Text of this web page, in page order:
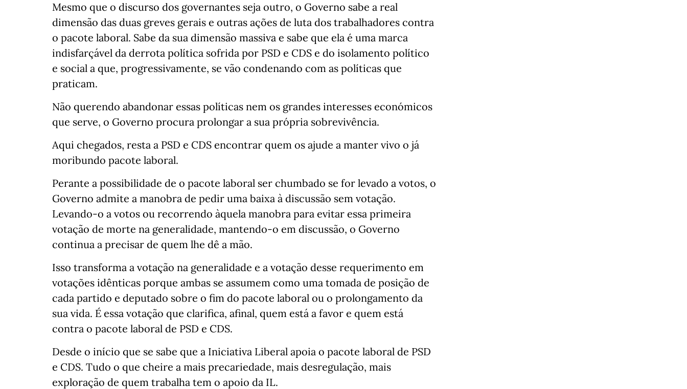
Mesmo que o discurso dos governantes seja outro, o Governo sabe a real
dimensão das duas greves gerais e outras ações de luta dos trabalhadores contra
o pacote laboral. Sabe da sua dimensão massiva e sabe que ela é uma marca
indisfarçável da derrota política sofrida por PSD e CDS e do isolamento político
e social a que, progressivamente, se vão condenando com as políticas que
praticam.
Não querendo abandonar essas políticas nem os grandes interesses económicos
que serve, o Governo procura prolongar a sua própria sobrevivência.
Aqui chegados, resta a PSD e CDS encontrar quem os ajude a manter vivo o já
moribundo pacote laboral.
Perante a possibilidade de o pacote laboral ser chumbado se for levado a votos, o
Governo admite a manobra de pedir uma baixa à discussão sem votação.
Levando-o a votos ou recorrendo àquela manobra para evitar essa primeira
votação de morte na generalidade, mantendo-o em discussão, o Governo
continua a precisar de quem lhe dê a mão.
Isso transforma a votação na generalidade e a votação desse requerimento em
votações idênticas porque ambas se assumem como uma tomada de posição de
cada partido e deputado sobre o fim do pacote laboral ou o prolongamento da
sua vida. É essa votação que clarifica, afinal, quem está a favor e quem está
contra o pacote laboral de PSD e CDS.
Desde o início que se sabe que a Iniciativa Liberal apoia o pacote laboral de PSD
e CDS. Tudo o que cheire a mais precariedade, mais desregulação, mais
exploração de quem trabalha tem o apoio da IL.